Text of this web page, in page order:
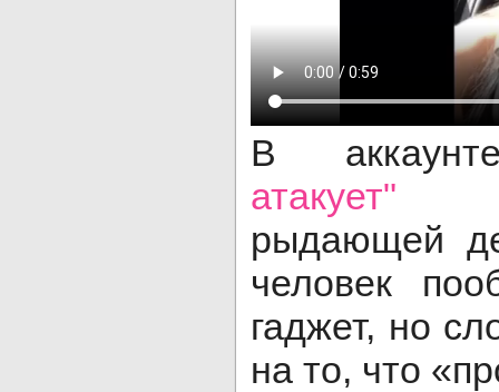
В
атакует"
рыдающей
человек
гаджет, но
на то, что